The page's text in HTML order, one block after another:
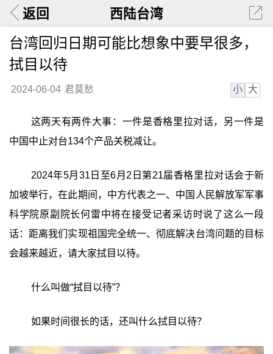
返回 西陆台湾
台湾回归日期可能比想象中要早很多，
拭目以待
2024-06-04 君莫愁 小 大
这两天有两件大事：一件是香格里拉对话，另一件是
中国中止对台134个产品关税减让。
2024年5月31日至6月2日第21届香格里拉对话会于新
加坡举行，在此期间，中方代表之一、中国人民解放军军事
科学院原副院长何雷中将在接受记者采访时说了这么一段
话：距离我们实现祖国完全统一、彻底解决台湾问题的目标
会越来越近，请大家拭目以待。
什么叫做“拭目以待”？
如果时间很长的话，还叫什么拭目以待？